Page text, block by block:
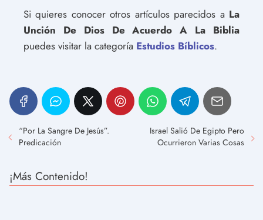
Si quieres conocer otros artículos parecidos a La
Unción De Dios De Acuerdo A La Biblia
puedes visitar la categoría Estudios Bíblicos.
“Por La Sangre De Jesús”.
Predicación
Israel Salió De Egipto Pero
Ocurrieron Varias Cosas
¡Más Contenido!